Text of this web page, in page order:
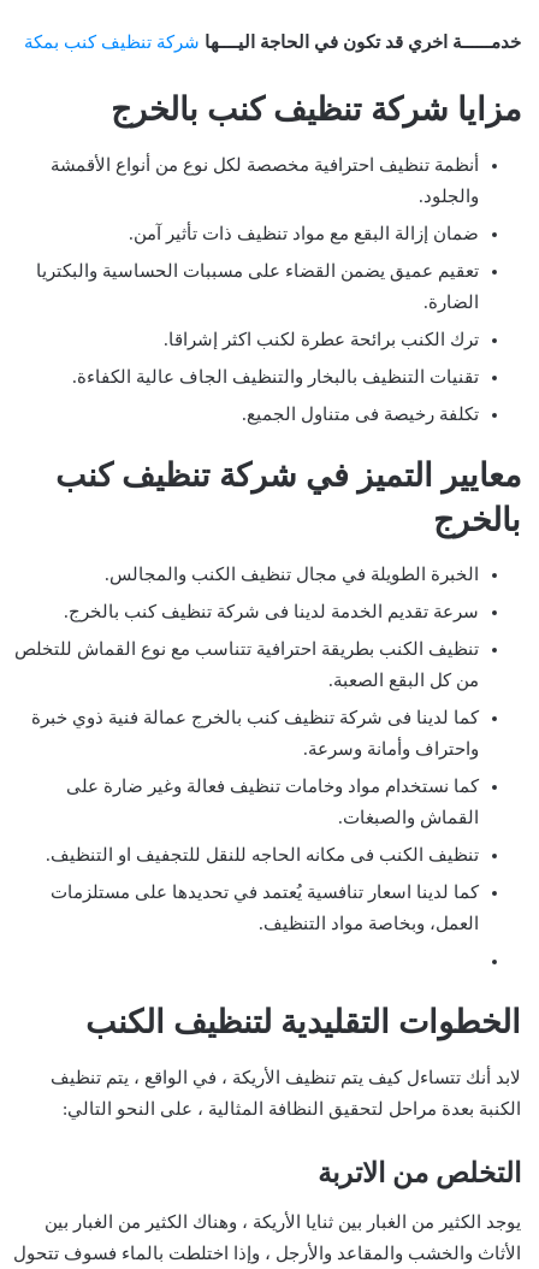
خدمــــــة اخري قد تكون في الحاجة اليــــها شركة تنظيف كنب بمكة
مزايا شركة تنظيف كنب بالخرج
أنظمة تنظيف احترافية مخصصة لكل نوع من أنواع الأقمشة
والجلود.
ضمان إزالة البقع مع مواد تنظيف ذات تأثير آمن.
تعقيم عميق يضمن القضاء على مسببات الحساسية والبكتريا
الضارة.
ترك الكنب برائحة عطرة لكنب اكثر إشراقا.
تقنيات التنظيف بالبخار والتنظيف الجاف عالية الكفاءة.
تكلفة رخيصة فى متناول الجميع.
معايير التميز في شركة تنظيف كنب
بالخرج
الخبرة الطويلة في مجال تنظيف الكنب والمجالس.
سرعة تقديم الخدمة لدينا فى شركة تنظيف كنب بالخرج.
تنظيف الكنب بطريقة احترافية تتناسب مع نوع القماش للتخلص
من كل البقع الصعبة.
كما لدينا فى شركة تنظيف كنب بالخرج عمالة فنية ذوي خبرة
واحتراف وأمانة وسرعة.
كما نستخدام مواد وخامات تنظيف فعالة وغير ضارة على
القماش والصبغات.
تنظيف الكنب فى مكانه الحاجه للنقل للتجفيف او التنظيف.
كما لدينا اسعار تنافسية يُعتمد في تحديدها على مستلزمات
العمل، وبخاصة مواد التنظيف.
الخطوات التقليدية لتنظيف الكنب
لابد أنك تتساءل كيف يتم تنظيف الأريكة ، في الواقع ، يتم تنظيف
الكنبة بعدة مراحل لتحقيق النظافة المثالية ، على النحو التالي:
التخلص من الاتربة
يوجد الكثير من الغبار بين ثنايا الأريكة ، وهناك الكثير من الغبار بين
الأثاث والخشب والمقاعد والأرجل ، وإذا اختلطت بالماء فسوف تتحول